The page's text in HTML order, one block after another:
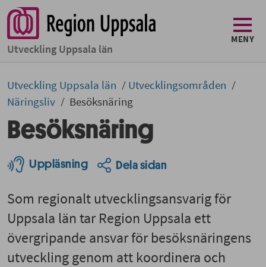
Utveckling Uppsala län
MENY
Utveckling Uppsala län
Utvecklingsområden
Näringsliv
Besöksnäring
Besöksnäring
Uppläsning Dela sidan
Som regionalt utvecklingsansvarig för
Uppsala län tar Region Uppsala ett
övergripande ansvar för besöksnäringens
utveckling genom att koordinera och